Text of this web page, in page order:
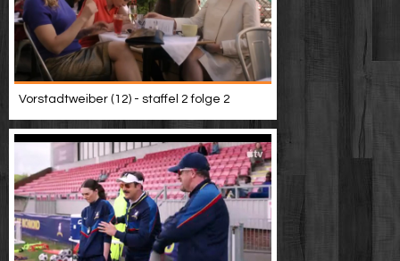
Vorstadtweiber (12) - staffel 2 folge 2